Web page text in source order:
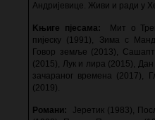
Андријевице. Живи и ради у
Kњиге пјесама:
Мит о
пијеску (1991), Зима с
Говор земље (2013),
(2015), Лук и лира (2015),
зачараног времена (2017),
(2019).
Романи:
Јеретик (1983),